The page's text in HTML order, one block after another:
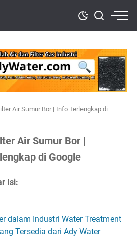
Air Sumur Bor | Info Terlengkap di
Air Sumur Bor |
di Google
Isi:
dalam Industri Water Treatment
Tersedia dari Ady Water